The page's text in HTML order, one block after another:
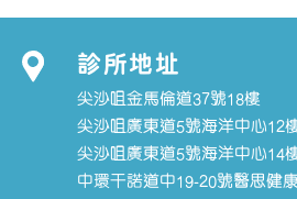
診所地址
尖沙咀金馬倫道37號18樓
尖沙咀廣東道5號海洋中心12
尖沙咀廣東道5號海洋中心14
中環干諾道中19-20號醫思健